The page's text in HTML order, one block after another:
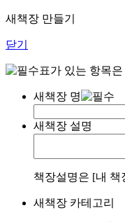
새책장 만들기
닫기
표가 있는 항목
새책장 명
새책장 설명
책장설명은 [내 책
새책장 카테고리